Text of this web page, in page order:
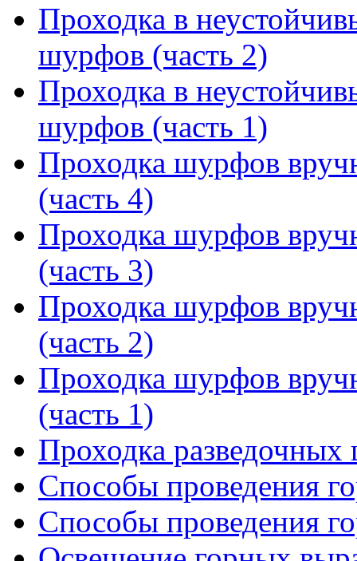
Проходка в
шурфов (часть 2)
Проходка в
шурфов (часть 1)
Проходка шурфов
(часть 4)
Проходка шурфов
(часть 3)
Проходка шурфов
(часть 2)
Проходка шурфов
(часть 1)
Проходка
Способы проведения
Способы проведения